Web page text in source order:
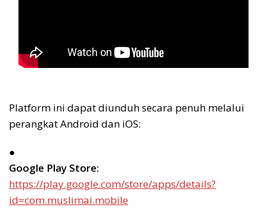
Platform ini dapat diunduh secara penuh melalui
perangkat Android dan iOS:
●
Google Play Store:
https://play.google.com/store/apps/details?
id=com.muslimai.mobile